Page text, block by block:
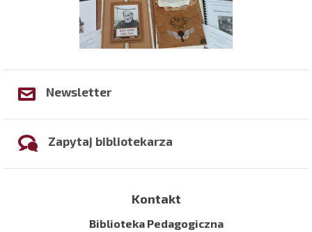
Newsletter
Zapytaj bibliotekarza
Kontakt
Biblioteka Pedagogiczna